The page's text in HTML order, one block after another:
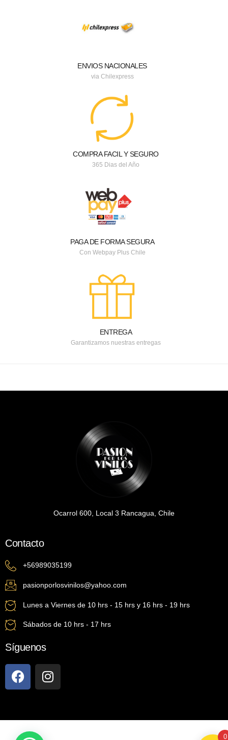
ENVIOS NACIONALES
via Chilexpress
COMPRA FACIL Y SEGURO
365 Dias del Año
PAGA DE FORMA SEGURA
Con Webpay Plus Chile
ENTREGA
Garantizamos nuestras entregas
Ocarrol 600, Local 3 Rancagua, Chile
Contacto
+56989035199
pasionporlosvinilos@yahoo.com
Lunes a Viernes de 10 hrs - 15 hrs y 16 hrs - 19 hrs
Sábados de 10 hrs - 17 hrs
Síguenos
0